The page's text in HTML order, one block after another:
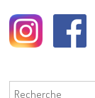
Rechercher